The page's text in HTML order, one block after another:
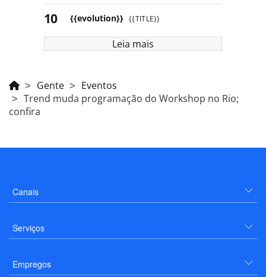
{{evolution}} {{TITLE}}
Leia mais
Gente
Eventos
Trend muda programação do Workshop no Rio;
confira
Canais
Serviços
Empregos